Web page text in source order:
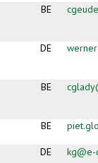
BE
DE
BE
BE
DE